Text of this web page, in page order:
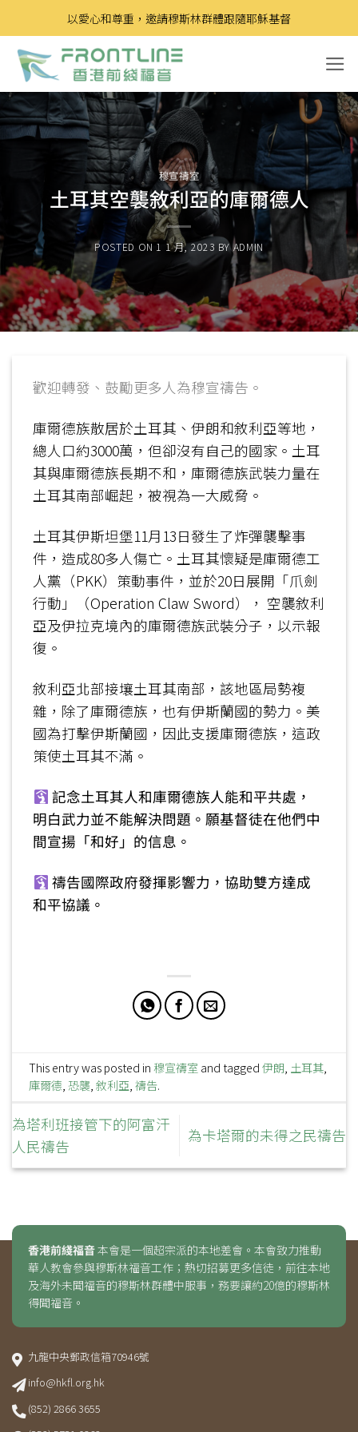
to
content
以愛心和尊重，邀請穆斯林群體跟隨耶穌基督
穆宣禱室
土耳其空襲敘利亞的庫爾德人
POSTED ON 1 1 月, 2023 BYADMIN
歡迎轉發、鼓勵更多人為穆宣禱告。
庫爾德族散居於土耳其、伊朗和敘利亞等地，
總人口約3000萬，但卻沒有自己的國家。土耳
其與庫爾德族長期不和，庫爾德族武裝力量在
土耳其南部崛起，被視為一大威脅。
土耳其伊斯坦堡11月13日發生了炸彈襲擊事
件，造成80多人傷亡。土耳其懷疑是庫爾德工
人黨（PKK）策動事件，並於20日展開「爪劍
行動」（Operation Claw Sword）， 空襲敘利
亞及伊拉克境內的庫爾德族武裝分子，以示報
復。
敘利亞北部接壤土耳其南部，該地區局勢複
雜，除了庫爾德族，也有伊斯蘭國的勢力。美
國為打擊伊斯蘭國，因此支援庫爾德族，這政
策使土耳其不滿。
記念土耳其人和庫爾德族人能和平共處，
明白武力並不能解決問題。願基督徒在他們中
間宣揚「和好」的信息。
禱告國際政府發揮影響力，協助雙方達成
和平協議。
This entry was posted in穆宣禱室 and tagged伊朗, 土耳其,
庫爾德,恐襲,敘利亞,禱告.
為塔利班接管下的阿富汗
人民禱告
為卡塔爾的未得之民禱告
香港前綫福音本會是一個超宗派的本地差會。本會致力推動
華人教會參與穆斯林福音工作；熱切招募更多信徒，前往本地
及海外未聞福音的穆斯林群體中服事，務要讓約20億的穆斯林
得聞福音。
九龍中央郵政信箱70946號
info@hkfl.org.hk
(852) 2866 3655